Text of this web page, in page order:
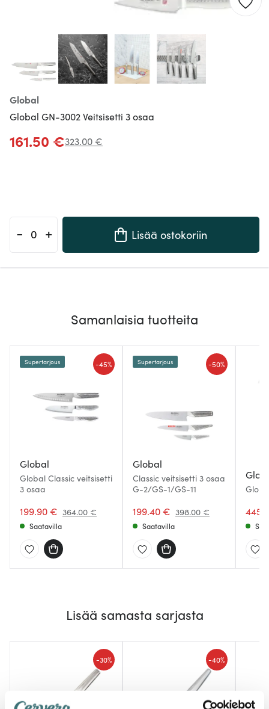
Global
Global GN-3002 Veitsisetti 3 osaa
161.50 €323.00 €
- + Lisää ostokoriin
Samanlaisia tuotteita
Global
Global Classic veitsisetti
3 osaa
199.90 € 364.00 €
-45%
Supertarjous
Saatavilla
Global
Classic veitsisetti 3 osaa
G-2/GS-1/GS-11
199.40 € 398.00 €
-50%
Supertarjous
Saatavilla
Lisää samasta sarjasta
-30% -40%